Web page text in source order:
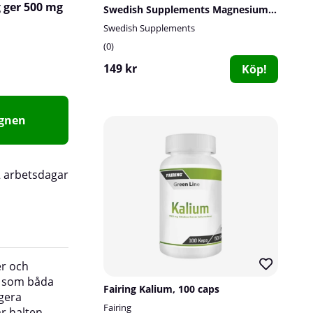
500 mg
arbetsdagar
Swedish Supplements Magnesium Complex, 90 caps
Swedish Supplements
0
149 kr Köp!
Fairing Kalium, 100 caps
Fairing
och
båda
Kalium är ett viktigt mineral för att muskler
ska fungera normalt men ett adekvat intag är